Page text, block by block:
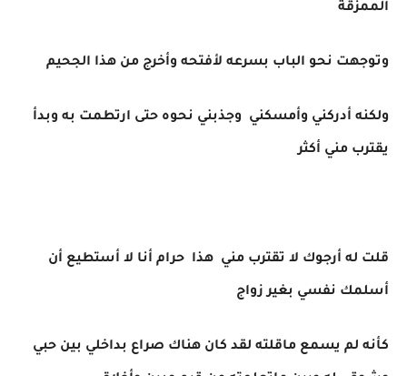
الممزقة
وتوجهت نحو الباب بسرعه لأفتحه وأخرج من هذا الجحيم
ولكنه أدركني وأمسكني وجذبني نحوه حتى ارتطمت به وبدأ
يقترب مني أكثر
قلت له أرجوك لا تقترب مني هذا حرام أنا لا أستطيع أن
أسلمك نفسي بغير زواج
كأنه لم يسمع ماقلته لقد كان هناك صراع بداخلي بين حبي